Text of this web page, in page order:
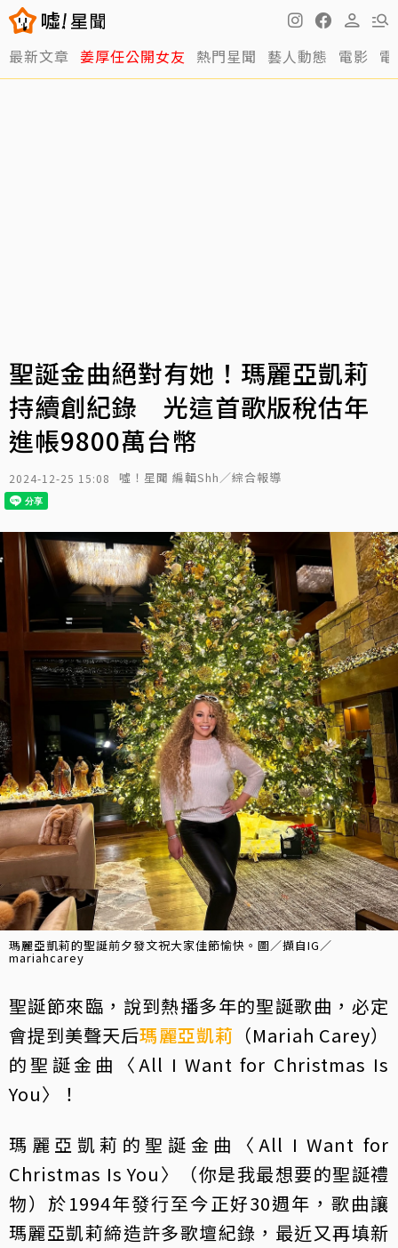
最新文章 姜厚任公開女友 熱門星聞 藝人動態 電影
聖誕金曲絕對有她！瑪麗亞凱莉
持續創紀錄 光這首歌版稅估年
進帳9800萬台幣
2024-12-25 15:08 噓！星聞 編輯Shh／綜合報導
瑪麗亞凱莉的聖誕前夕發文祝大家佳節愉快。圖／擷自IG／
mariahcarey
聖誕節來臨，說到熱播多年的聖誕歌曲，必定
會提到美聲天后瑪麗亞凱莉 （Mariah Carey）
的聖誕金曲〈All I Want for Christmas Is
You〉！
瑪麗亞凱莉的聖誕金曲〈All I Want for
Christmas Is You〉（你是我最想要的聖誕禮
物）於1994年發行至今正好30週年，歌曲讓
瑪麗亞凱莉締造許多歌壇紀錄，最近又再填新